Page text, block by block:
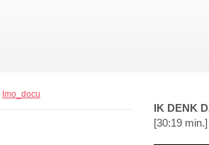
Imo_docu
IK DENK
[30:19 min.]